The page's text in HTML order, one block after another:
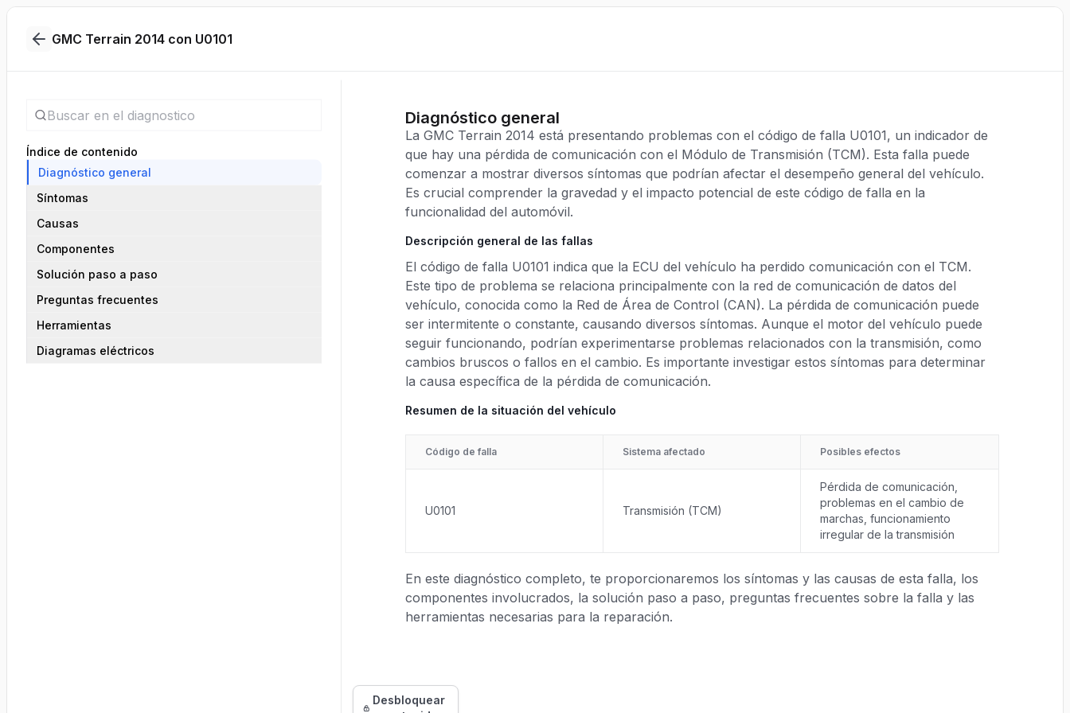
GMC Terrain 2014 con U0101
Índice de contenido
Diagnóstico general
Síntomas
Causas
Componentes
Solución paso a paso
Preguntas frecuentes
Herramientas
Diagramas eléctricos
Diagnóstico general
La GMC Terrain 2014 está presentando problemas con el código de falla U0101, un indicador de
que hay una pérdida de comunicación con el Módulo de Transmisión (TCM). Esta falla puede
comenzar a mostrar diversos síntomas que podrían afectar el desempeño general del vehículo.
Es crucial comprender la gravedad y el impacto potencial de este código de falla en la
funcionalidad del automóvil.
Descripción general de las fallas
El código de falla U0101 indica que la ECU del vehículo ha perdido comunicación con el TCM.
Este tipo de problema se relaciona principalmente con la red de comunicación de datos del
vehículo, conocida como la Red de Área de Control (CAN). La pérdida de comunicación puede
ser intermitente o constante, causando diversos síntomas. Aunque el motor del vehículo puede
seguir funcionando, podrían experimentarse problemas relacionados con la transmisión, como
cambios bruscos o fallos en el cambio. Es importante investigar estos síntomas para determinar
la causa específica de la pérdida de comunicación.
Resumen de la situación del vehículo
Código de falla Sistema afectado Posibles efectos
U0101 Transmisión (TCM)
Pérdida de comunicación,
problemas en el cambio de
marchas, funcionamiento
irregular de la transmisión
En este diagnóstico completo, te proporcionaremos los síntomas y las causas de esta falla, los
componentes involucrados, la solución paso a paso, preguntas frecuentes sobre la falla y las
herramientas necesarias para la reparación.
Desbloquear